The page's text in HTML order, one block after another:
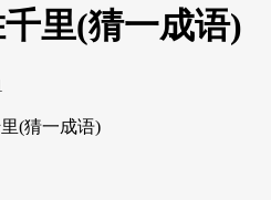
里(猜一成语)
(猜一成语)